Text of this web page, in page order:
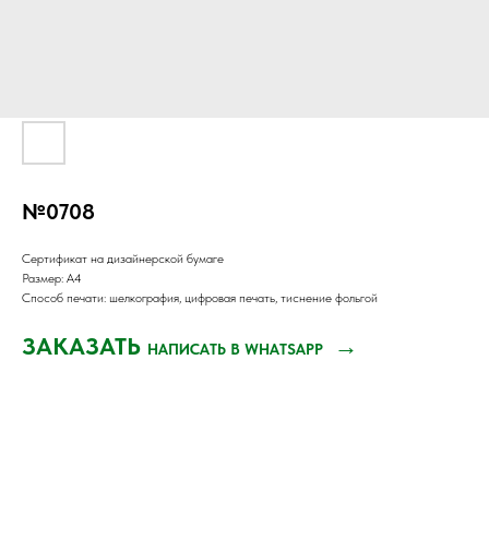
№0708
Сертификат на дизайнерской бумаге
Размер: А4
Способ печати: шелкография, цифровая печать, тиснение фольгой
ЗАКАЗАТЬ НАПИСАТЬ В WHATSAPP →